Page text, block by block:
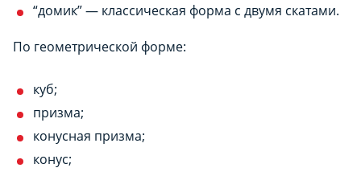
“домик” — классическая форма с двумя скатами.
По геометрической форме:
куб;
призма;
конусная призма;
конус;